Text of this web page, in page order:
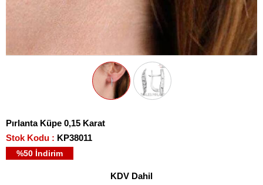
Pırlanta Küpe 0,15 Karat
Stok Kodu
KP38011
%50 İndirim
KDV Dahil